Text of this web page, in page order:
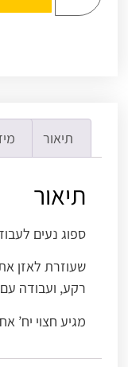
תיאור
תיאור
ספוג נעים
שעוזרת לאזן
רקע, ועבודה
מגיע חצוי יח’